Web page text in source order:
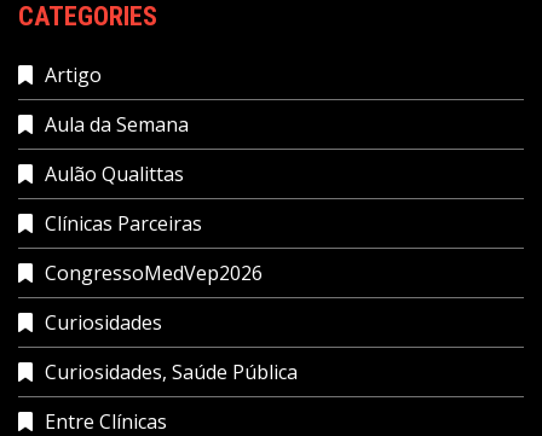
CATEGORIES
Artigo
Aula da Semana
Aulão Qualittas
Clínicas Parceiras
CongressoMedVep2026
Curiosidades
Curiosidades, Saúde Pública
Entre Clínicas